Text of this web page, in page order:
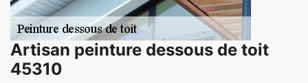
Artisan peinture dessous de toit
45310